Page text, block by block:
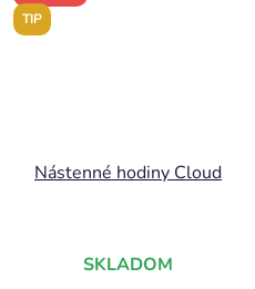
TIP
Nástenné hodiny Cloud
SKLADOM